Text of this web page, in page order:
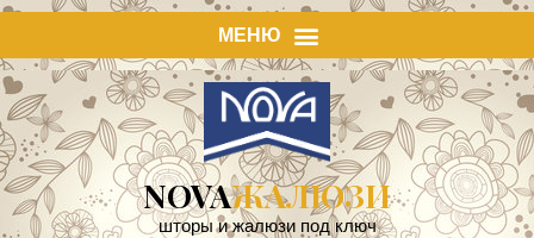
NOVAЖАЛЮЗИ
шторы и жалюзи под ключ